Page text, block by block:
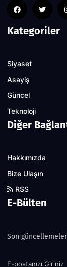
Kategoriler
Siyaset
Asayiş
Güncel
Teknoloji
Diğer
Hakkımızda
Bize Ulaşın
RSS
E-Bülten
Son